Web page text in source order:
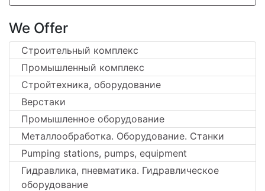
We Offer
Строительный комплекс
Промышленный комплекс
Стройтехника, оборудование
Верстаки
Промышленное оборудование
Металлообработка. Оборудование. Станки
Pumping stations, pumps, equipment
Гидравлика, пневматика. Гидравлическое
оборудование